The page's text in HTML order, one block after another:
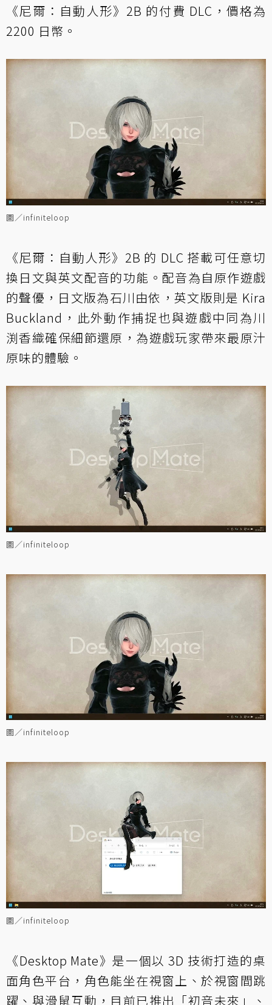
《尼爾：自動人形》2B 的付費 DLC，價格為
2200 日幣。
圖／infiniteloop
《尼爾：自動人形》2B 的 DLC 搭載可任意切
換日文與英文配音的功能。配音為自原作遊戲
的聲優，日文版為石川由依，英文版則是 Kira
Buckland，此外動作捕捉也與遊戲中同為川
渕香織確保細節還原，為遊戲玩家帶來最原汁
原味的體驗。
圖／infiniteloop
圖／infiniteloop
圖／infiniteloop
《Desktop Mate》是一個以 3D 技術打造的桌
面角色平台，角色能坐在視窗上、於視窗間跳
躍、與滑鼠互動，目前已推出「初音未來」、